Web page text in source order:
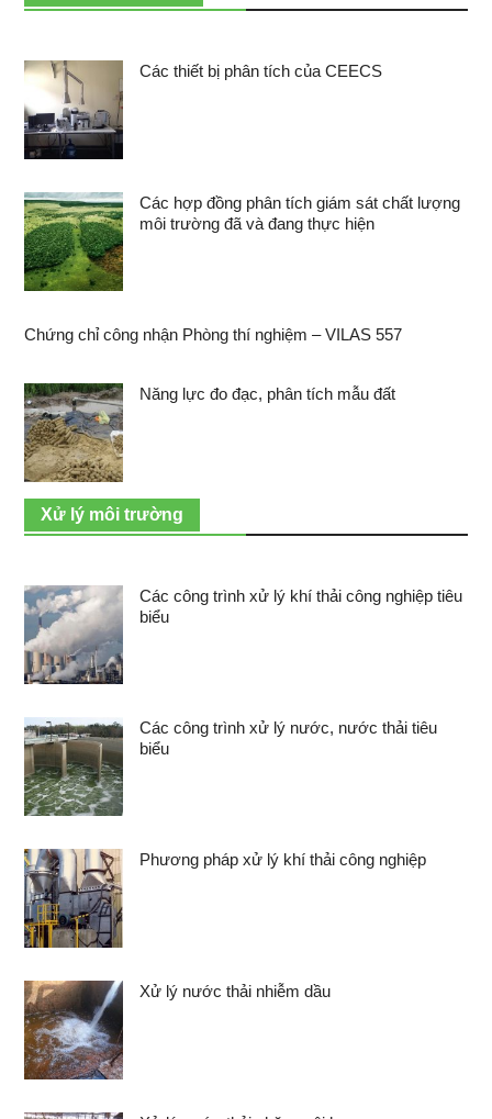
Các thiết bị phân tích của CEECS
Các hợp đồng phân tích giám sát chất lượng
môi trường đã và đang thực hiện
Chứng chỉ công nhận Phòng thí nghiệm – VILAS 557
Năng lực đo đạc, phân tích mẫu đất
Xử lý môi trường
Các công trình xử lý khí thải công nghiệp tiêu
biểu
Các công trình xử lý nước, nước thải tiêu
biểu
Phương pháp xử lý khí thải công nghiệp
Xử lý nước thải nhiễm dầu